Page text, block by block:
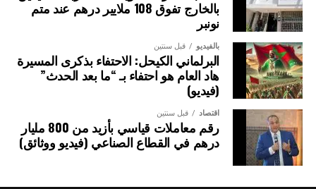
بالخارج تفوق 108 ملايير درهم عند متم
نونبر
بالفيديو قبل سنتين
البرلماني الكيحل: الاحتفاء بذكرى المسيرة
هاد العام هو احتفاء بـ “ما بعد الحدث”
(فيديو)
اقتصاد قبل سنتين
رقم معاملات قياسي بأزيد من 800 مليار
درهم في القطاع الصناعي (فيديو ووثائق)